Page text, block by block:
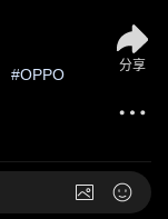
#OPPO 分享